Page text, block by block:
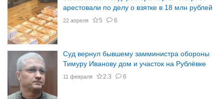
арестовали по делу о взятке в 18 млн рублей
22 апреля 5 6
Суд вернул бывшему замминистра обороны
Тимуру Иванову дом и участок на Рублёвке
11 февраля 2.3 6